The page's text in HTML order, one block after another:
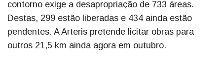
contorno exige a desapropriação de 733 áreas.
Destas, 299 estão liberadas e 434 ainda estão
pendentes. A Arteris pretende licitar obras para
outros 21,5 km ainda agora em outubro.